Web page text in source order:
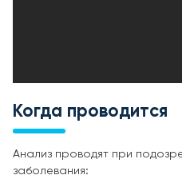
Когда проводится
Анализ проводят при
заболевания: